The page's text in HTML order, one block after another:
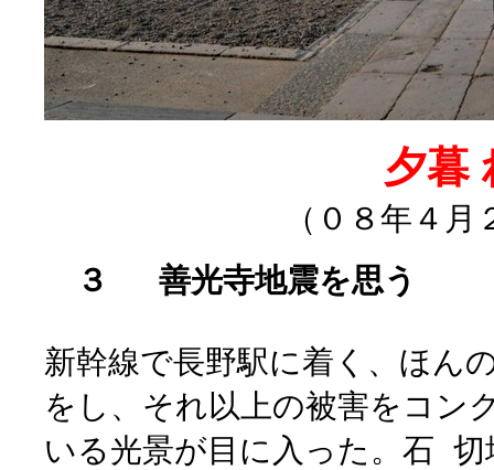
夕暮
（０８年４月
３ 善光寺地震を思う
新幹線で長野駅に着く、ほん
をし、それ以上の被害をコン
いる光景が目に入った。石